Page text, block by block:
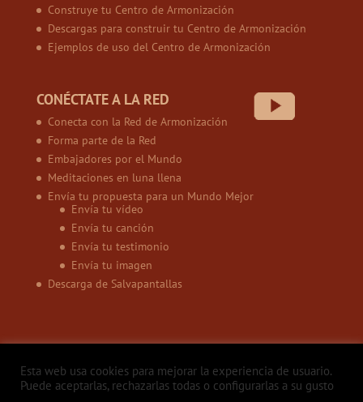
Construye tu Centro de Armonización
Descargas para construir tu Centro de Armonización
Ejemplos de uso del Centro de Armonización
CONÉCTATE A LA RED
Conecta con la Red de Armonización
Forma parte de la Red
Embajadores por el Mundo
Meditaciones en luna llena
Envía tu propuesta para un Mundo Mejor
Envía tu vídeo
Envía tu canción
Envía tu testimonio
Envía tu imagen
Descarga de Salvapantallas
Esta web usa cookies para mejorar la experiencia de usuario.
Puede aceptarlas, rechazarlas todas o configurarlas a su gusto